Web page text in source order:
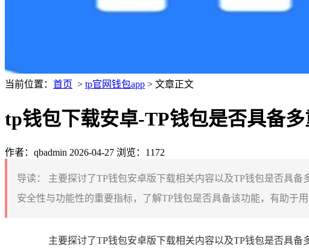
当前位置： 首页 > tp官网钱包app > 文章正文
tp钱包下载安卓-TP钱包是否具备多
作者：qbadmin 2026-04-27 浏览：1172
导读：
主要探讨了TP钱包安卓版下载相关内容以及TP钱包是否具
安全性与功能性的重要指标，了解TP钱包是否具备该功能，有助于
主要探讨了TP钱包安卓版下载相关内容以及TP钱包是否具备